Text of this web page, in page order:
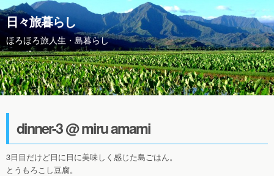
日々旅暮らし
ほろほろ旅人生・島暮らし
dinner-3 @ miru amami
3日目だけど日に日に美味しく感じた島ごはん。
とうもろこし豆腐。